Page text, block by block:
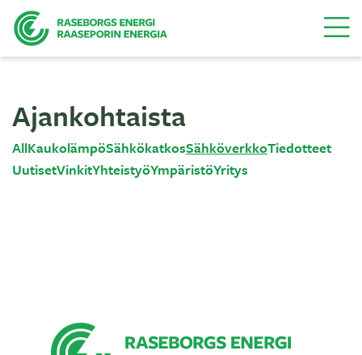
Ajankohtaista
AllKaukolämpöSähkökatkosSähköverkkoTiedotteet
UutisetVinkitYhteistyöYmpäristöYritys